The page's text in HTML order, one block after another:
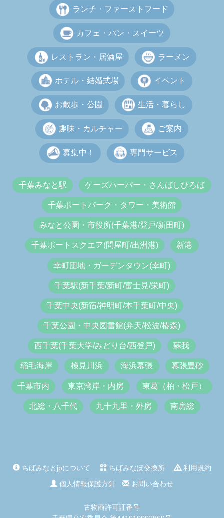
ランチ・ファーストフード
カフェ・パン・スイーツ
レストラン・居酒屋 ラーメン
ホテル・結婚式場 イベント
お散歩・公園 生活・暮らし
趣味・カルチャー ご案内
募集中！ 専門サービス
千葉みなと駅 ケーズハーバー・さんばしひろば
千葉ポートパーク・タワー・美術館
みなと公園・市役所(千葉港/登戸/新田町)
千葉ポートスクエア(問屋町/出洲港) 新港
幸町団地・ガーデンタウン(幸町)
千葉駅(新千葉/新町/富士見/栄町)
千葉中央(新宿/神明町/本千葉町/中央)
千葉公園・中央図書館(弁天/松波/椿森)
西千葉(千葉大学/みどり台/西登戸) 蘇我
稲毛海岸 検見川浜 海浜幕張 幕張豊砂
千葉市内 東京湾岸・内房 東葛（柏・松戸）
北総・八千代 九十九里・外房 南房総
ちばみなとjpについて ちばみなぽ交換所
利用規約
個人情報保護方針
お問い合わせ
古物商許可証番号